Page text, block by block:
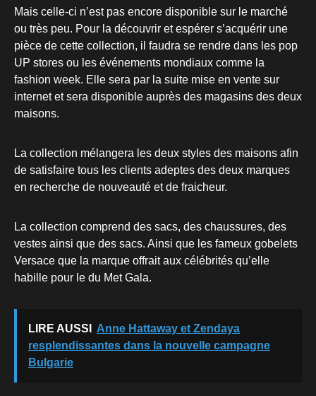
Mais celle-ci n’est pas encore disponible sur le marché
ou très peu. Pour la découvrir et espérer s’acquérir une
pièce de cette collection, il faudra se rendre dans les pop
UP stores ou les événements mondiaux comme la
fashion week. Elle sera par la suite mise en vente sur
internet et sera disponible auprès des magasins des deux
maisons.
La collection mélangera les deux styles des maisons afin
de satisfaire tous les clients adeptes des deux marques
en recherche de nouveauté et de fraicheur.
La collection comprend des sacs, des chaussures, des
vestes ainsi que des sacs. Ainsi que les fameux gobelets
Versace que la marque offrait aux célébrités qu’elle
habille pour le du Met Gala.
LIRE AUSSI
Anne Hattaway et Zendaya
resplendissantes dans la nouvelle campagne
Bulgarie